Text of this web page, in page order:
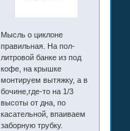
Мысль о циклоне
правильная. На пол-
литровой банке из под
кофе, на крышке
монтируем вытяжку, а в
бочине,где-то на 1/3
высоты от дна, по
касательной, впаиваем
заборную трубку.